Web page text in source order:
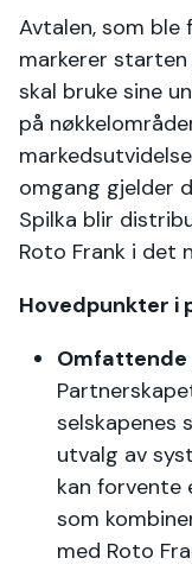
Avtalen, som ble
markerer
skal bruke sine
på
omgang gjelder
Spilka blir
Roto Frank i det
Hovedpunkter i
selskapenes
utvalg av
kan
som
med Roto